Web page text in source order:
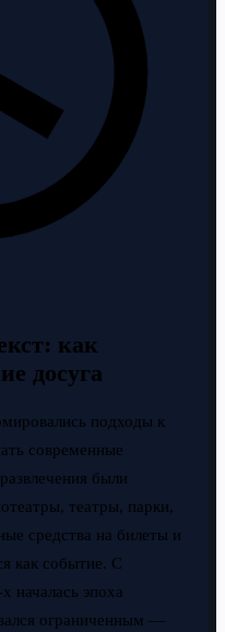
как
досуга
подходы к
современные
были
театры, парки,
средства на билеты и
как событие. С
началась эпоха
ограниченным —